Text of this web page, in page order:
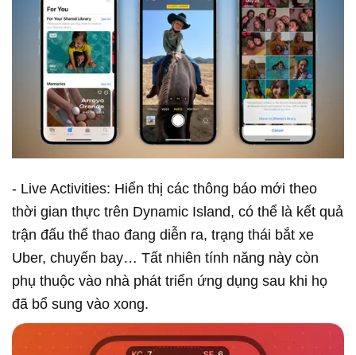
- Live Activities: Hiển thị các thông báo mới theo
thời gian thực trên Dynamic Island, có thể là kết quả
trận đấu thể thao đang diễn ra, trạng thái bắt xe
Uber, chuyến bay… Tất nhiên tính năng này còn
phụ thuộc vào nhà phát triển ứng dụng sau khi họ
đã bổ sung vào xong.